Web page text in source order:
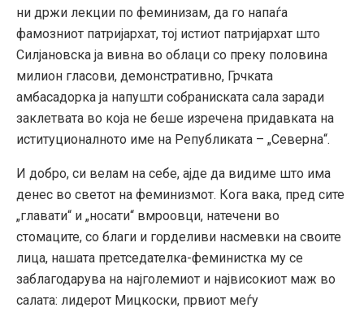
ни држи лекции по феминизам, да го напаѓа
фамозниот патријархат, тој истиот патријархат што
Силјановска ја вивна во облаци со преку половина
милион гласови, демонстративно, Грчката
амбасадорка ја напушти собраниската сала заради
заклетвата во која не беше изречена придавката на
иституционалното име на Републиката – „Северна“.
И добро, си велам на себе, ајде да видиме што има
денес во светот на феминизмот. Кога вака, пред сите
„главати“ и „носати“ вмроовци, натечени во
стомаците, со благи и горделиви насмевки на своите
лица, нашата претседателка-феминистка му се
заблагодарува на најголемиот и највисокиот маж во
салата: лидерот Мицкоски, првиот меѓу